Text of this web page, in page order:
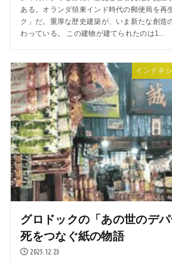
ある。オランダ領東インド時代の郵便局を再
ク」だ。重厚な歴史建築が、いま新たな創造
わっている。 この建物が建てられたのは1...
インドネ
グロドックの「あの世のデ
死をつなぐ紙の物語
2025.12.23